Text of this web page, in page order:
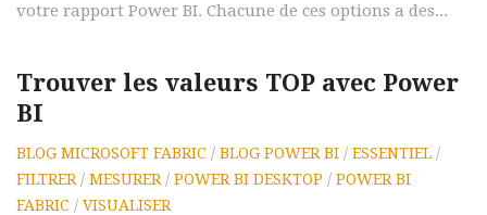
votre rapport Power BI. Chacune de ces options a des...
Trouver les valeurs TOP avec Power
BI
BLOG MICROSOFT FABRIC / BLOG POWER BI / ESSENTIEL /
FILTRER / MESURER / POWER BI DESKTOP / POWER BI
FABRIC / VISUALISER